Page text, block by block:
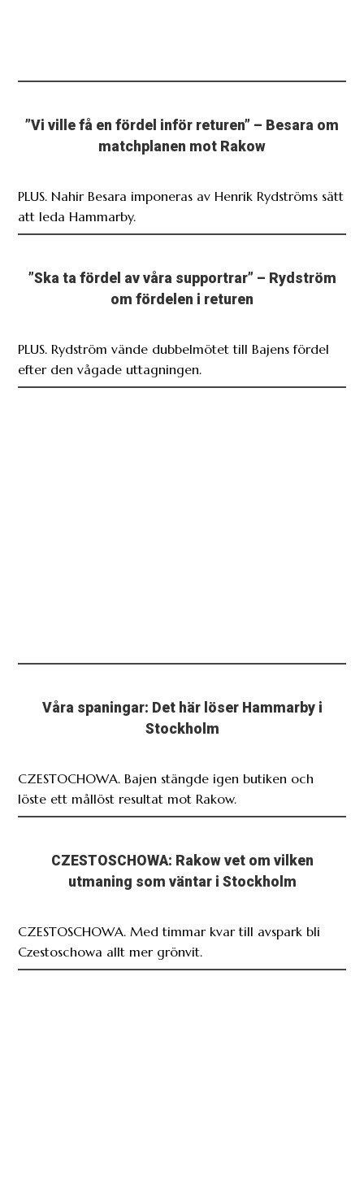
”Vi ville få en fördel inför returen” – Besara om
matchplanen mot Rakow
PLUS. Nahir Besara imponeras av Henrik Rydströms sätt
att leda Hammarby.
”Ska ta fördel av våra supportrar” – Rydström
om fördelen i returen
PLUS. Rydström vände dubbelmötet till Bajens fördel
efter den vågade uttagningen.
Våra spaningar: Det här löser Hammarby i
Stockholm
CZESTOCHOWA. Bajen stängde igen butiken och
löste ett mållöst resultat mot Rakow.
CZESTOSCHOWA: Rakow vet om vilken
utmaning som väntar i Stockholm
CZESTOSCHOWA. Med timmar kvar till avspark bli
Czestoschowa allt mer grönvit.